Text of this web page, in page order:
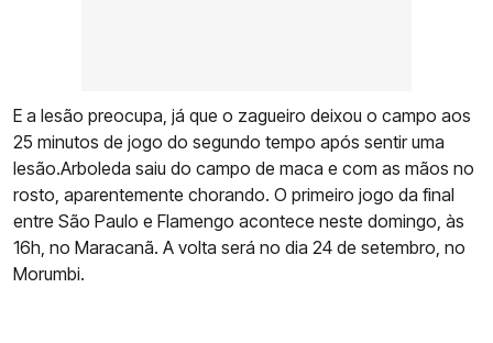
E a lesão preocupa, já que o zagueiro deixou o campo aos
25 minutos de jogo do segundo tempo após sentir uma
lesão.Arboleda saiu do campo de maca e com as mãos no
rosto, aparentemente chorando. O primeiro jogo da final
entre São Paulo e Flamengo acontece neste domingo, às
16h, no Maracanã. A volta será no dia 24 de setembro, no
Morumbi.